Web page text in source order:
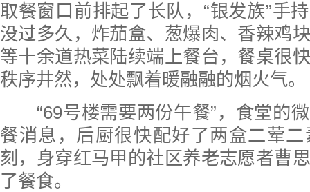
取餐窗口前排起了长队，“银发族”手
没过多久，炸茄盒、葱爆肉、香辣鸡
等十余道热菜陆续端上餐台，餐桌很
秩序井然，处处飘着暖融融的烟火气。
“69号楼需要两份午餐”，食堂的
餐消息，后厨很快配好了两盒二荤
刻，身穿红马甲的社区养老志愿者曹
了餐食。